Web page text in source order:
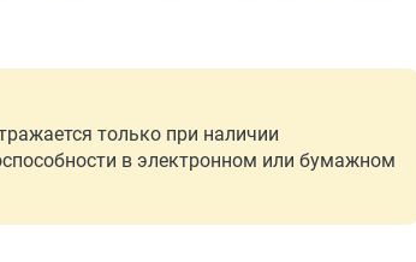
только при наличии
в электронном или бумажном